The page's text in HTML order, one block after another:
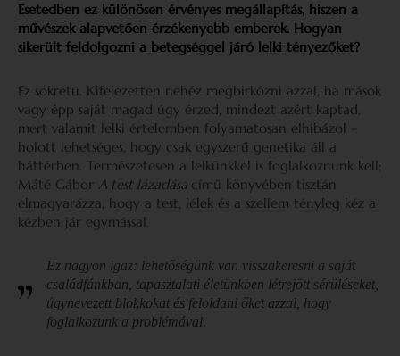
Esetedben ez különösen érvényes megállapítás, hiszen a
művészek alapvetően érzékenyebb emberek. Hogyan
sikerült feldolgozni a betegséggel járó lelki tényezőket?
Ez sokrétű. Kifejezetten nehéz megbirkózni azzal, ha mások
vagy épp saját magad úgy érzed, mindezt azért kaptad,
mert valamit lelki értelemben folyamatosan elhibázol –
holott lehetséges, hogy csak egyszerű genetika áll a
háttérben. Természetesen a lelkünkkel is foglalkoznunk kell;
Máté Gábor A test lázadása című könyvében tisztán
elmagyarázza, hogy a test, lélek és a szellem tényleg kéz a
kézben jár egymással.
Ez nagyon igaz: lehetőségünk van visszakeresni a saját
családfánkban, tapasztalati életünkben létrejött sérüléseket,
úgynevezett blokkokat és feloldani őket azzal, hogy
foglalkozunk a problémával.